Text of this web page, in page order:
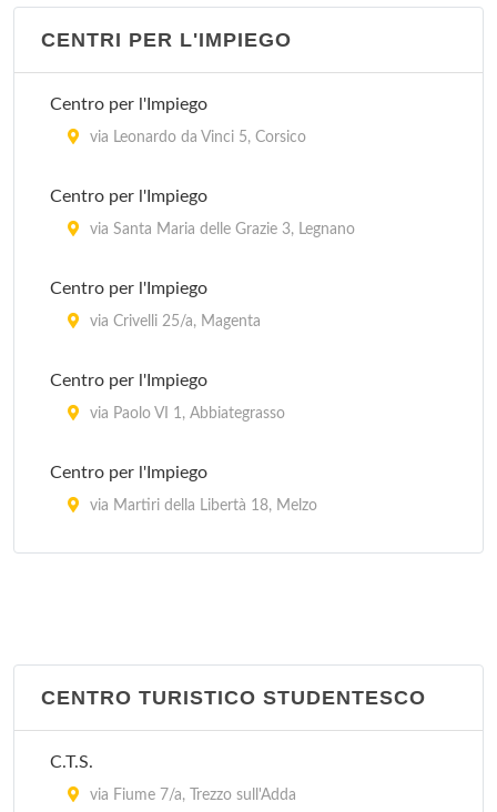
via Enrico Cialdini 131, Milano
Stazione Carabinieri Milano Barona
via Lago Di Nemi 33, Milano
via Padova 257, Milano
via Prospero Finzi 10, Milano
via Gratasoglio 63, Milano
CENTRI PER L'IMPIEGO
Centro per l'Impiego
via Leonardo da Vinci 5, Corsico
Centro per l'Impiego
via Santa Maria delle Grazie 3, Legnano
Centro per l'Impiego
via Crivelli 25/a, Magenta
Centro per l'Impiego
via Paolo VI 1, Abbiategrasso
Centro per l'Impiego
via Martiri della Libertà 18, Melzo
via Gardenie 1, Rozzano
CENTRO TURISTICO STUDENTESCO
C.T.S.
via Fiume 7/a, Trezzo sull'Adda